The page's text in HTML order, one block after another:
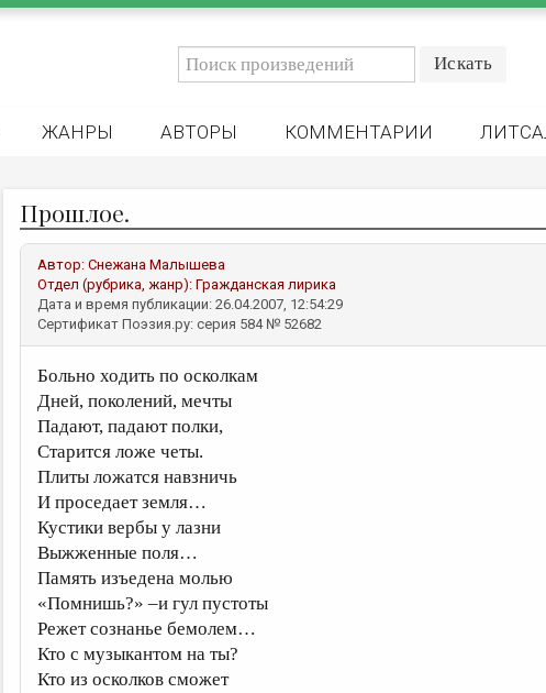
ЖАНРЫ АВТОРЫ КОММЕНТАРИИ
Прошлое.
Автор: Снежана Малышева
Отдел (рубрика, жанр): Гражданская лирика
Дата и время публикации: 26.04.2007, 12:54:29
Сертификат Поэзия.ру: серия 584 № 52682
Больно ходить по осколкам
Дней, поколений, мечты
Падают, падают полки,
Старится ложе четы.
Плиты ложатся навзничь
И проседает земля…
Кустики вербы у лазни
Выжженные поля…
Память изъедена молью
«Помнишь?» –и гул пустоты
Режет сознанье бемолем…
Кто с музыкантом на ты?
Кто из осколков сможет